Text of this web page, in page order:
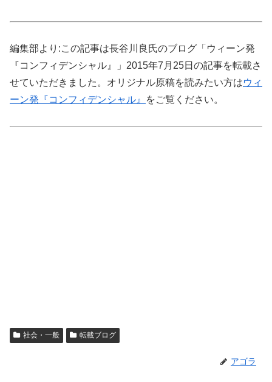
編集部より:この記事は長谷川良氏のブログ「ウィーン発
『コンフィデンシャル』」2015年7月25日の記事を転載さ
せていただきました。オリジナル原稿を読みたい方はウィ
ーン発『コンフィデンシャル』
をご覧ください。
社会・一般 転載ブログ
アゴラ